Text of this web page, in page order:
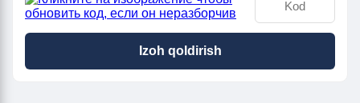
Izoh qoldirish